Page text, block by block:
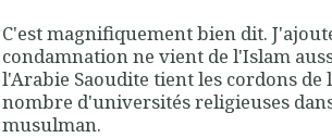
C'est magnifiquement bien dit.
condamnation ne vient de l'Islam
l'Arabie Saoudite tient les cordons de
nombre d'universités religieuses
musulman.